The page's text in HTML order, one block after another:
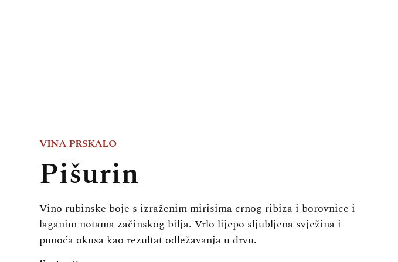
VINA PRSKALO
Pišurin
Vino rubinske boje s izraženim mirisima crnog ribiza i borovnice i
laganim notama začinskog bilja. Vrlo lijepo sljubljena svježina i
punoća okusa kao rezultat odležavanja u drvu.